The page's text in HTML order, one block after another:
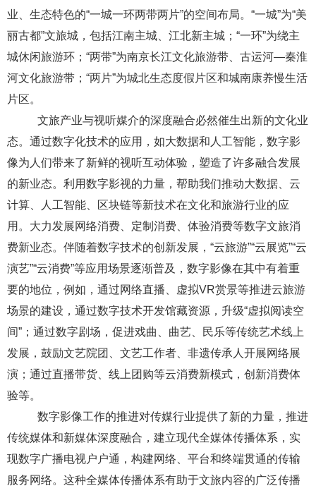
业、生态特色的“一城一环两带两片”的空间布局。“一城”为“美
丽古都”文旅城，包括江南主城、江北新主城；“一环”为绕主
城休闲旅游环；“两带”为南京长江文化旅游带、古运河—秦淮
河文化旅游带；“两片”为城北生态度假片区和城南康养慢生活
片区。
文旅产业与视听媒介的深度融合必然催生出新的文化业
态。通过数字化技术的应用，如大数据和人工智能， 数字影
像为人们带来了新鲜的视听互动体验，塑造了许多融合发展
的新业态。 利用数字影视的力量，帮助我们推动大数据、云
计算、人工智能、区块链等新技术在文化和旅游行业的应
用。大力发展网络消费、定制消费、体验消费等数字文旅消
费新业态。伴随着数字技术的创新发展，“云旅游”“云展览”“云
演艺”“云消费”等应用场景逐渐普及，数字影像在其中有着重
要的地位，例如，通过网络直播、虚拟VR赏景等推进云旅游
场景的建设，通过数字技术开发馆藏资源，升级“虚拟阅读空
间” ；通过数字剧场，促进戏曲、曲艺、民乐等传统艺术线上
发展，鼓励文艺院团、文艺工作者、非遗传承人开展网络展
演；通过直播带货、线上团购等云消费新模式，创新消费体
验等。
数字影像工作的推进对传媒行业提供了新的力量，推进
传统媒体和新媒体深度融合，建立现代全媒体传播体系，实
现数字广播电视户户通，构建网络、平台和终端贯通的传输
服务网络。这种全媒体传播体系有助于文旅内容的广泛传播